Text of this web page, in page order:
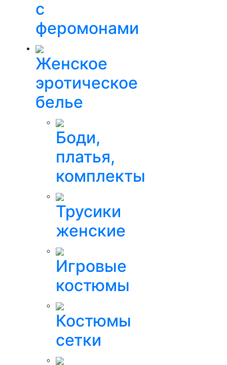
с
феромонами
Женское
эротическое
белье
Боди,
платья,
комплекты
Трусики
женские
Игровые
костюмы
Костюмы
сетки